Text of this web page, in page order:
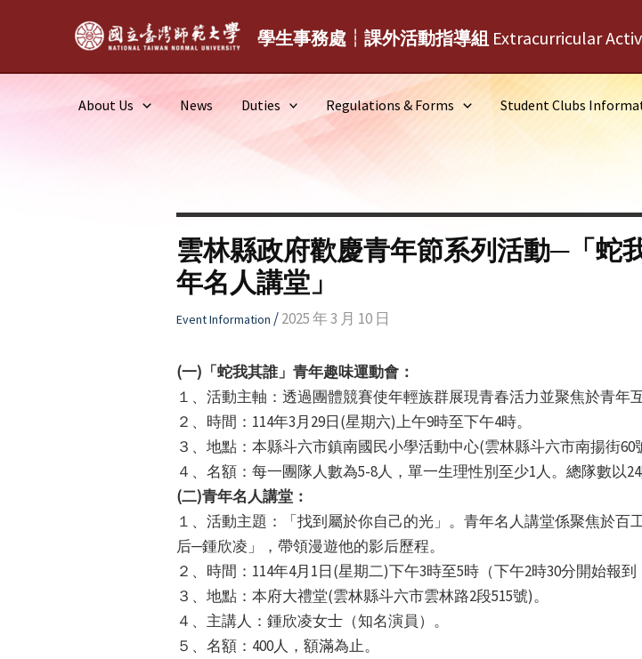
學生事務處┆課外活動指導組 Extracurricular
About Us News Duties Regulations & Forms Student Clubs
雲林縣政府歡慶青年節系列活動─「蛇
年名人講堂」
Event Information /2025 年 3 月 10 日
(一)「蛇我其誰」青年趣味運動會：
１、活動主軸：透過團體競賽使年輕族群展現青春活力並聚焦於青年
２、時間：114年3月29日(星期六)上午9時至下午4時。
３、地點：本縣斗六市鎮南國民小學活動中心(雲林縣斗六市南揚街60
４、名額：每一團隊人數為5-8人，單一生理性別至少1人。總隊數以
(二)青年名人講堂：
１、活動主題：「找到屬於你自己的光」。青年名人講堂係聚焦於
后─鍾欣凌」，帶領漫遊他的影后歷程。
２、時間：114年4月1日(星期二)下午3時至5時（下午2時30分開始報到
３、地點：本府大禮堂(雲林縣斗六市雲林路2段515號)。
４、主講人：鍾欣凌女士（知名演員）。
５、名額：400人，額滿為止。